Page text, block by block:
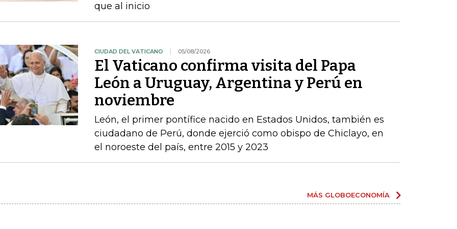
que al inicio
CIUDAD DEL VATICANO 05/08/2026
El Vaticano confirma visita del Papa
León a Uruguay, Argentina y Perú en
noviembre
León, el primer pontífice nacido en Estados Unidos, también es
ciudadano de Perú, donde ejerció como obispo de Chiclayo, en
el noroeste del país, entre 2015 y 2023
MÁS GLOBOECONOMÍA